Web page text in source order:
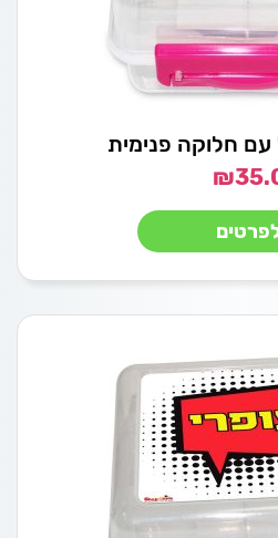
חלוקה פנימית
₪